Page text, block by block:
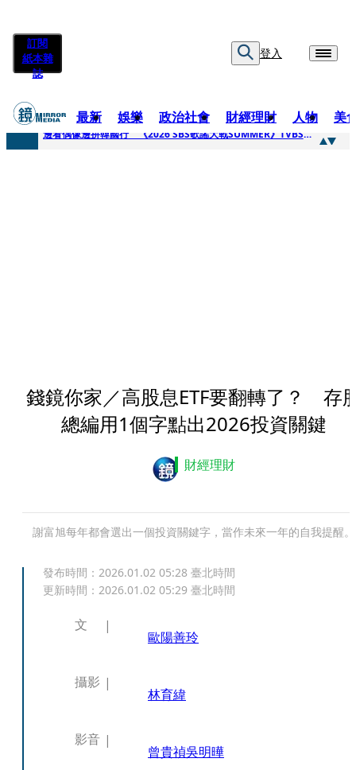
訂閱
紙本雜
誌
登入
最新 娛樂 政治社會 財經理財 人物 美
快訊
邊看偶像邊拚韓國行 《2026 SBS歌謠大戰SUMMER》TVBS直播祭追星福利
錢鏡你家／高股息ETF要翻轉了？ 存
總編用1個字點出2026投資關鍵
財經理財
謝富旭每年都會選出一個投資關鍵字，當作未來一年的自我提醒。
發布時間： 2026.01.02 05:28 臺北時間
更新時間： 2026.01.02 05:29 臺北時間
文
歐陽善玲
攝影
林育緯
影音
曾貴禎吳明曄